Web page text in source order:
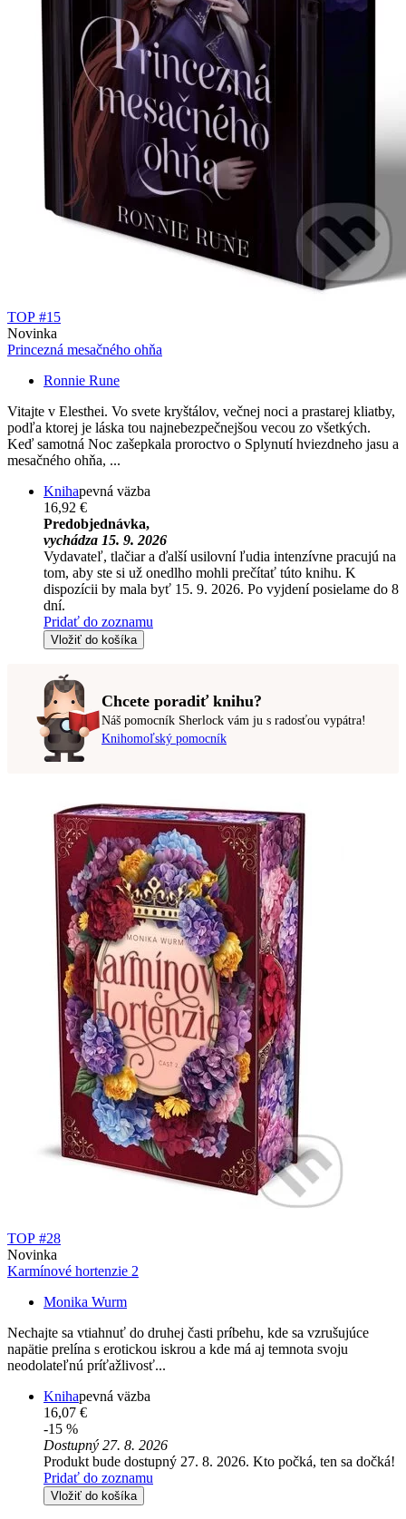
TOP #15
Novinka
Princezná mesačného ohňa
Ronnie Rune
Vitajte v Elesthei. Vo svete kryštálov, večnej noci a prastarej kliatby,
podľa ktorej je láska tou najnebezpečnejšou vecou zo všetkých.
Keď samotná Noc zašepkala proroctvo o Splynutí hviezdneho jasu a
mesačného ohňa, ...
Knihapevná väzba
16,92 €
Predobjednávka,
vychádza 15. 9. 2026
Vydavateľ, tlačiar a ďalší usilovní ľudia intenzívne pracujú na
tom, aby ste si už onedlho mohli prečítať túto knihu. K
dispozícii by mala byť 15. 9. 2026. Po vyjdení posielame do 8
dní.
Pridať do zoznamu
Vložiť do košíka
Chcete poradiť knihu?
Náš pomocník Sherlock vám ju s radosťou vypátra!
Knihomoľský pomocník
TOP #28
Novinka
Karmínové hortenzie 2
Monika Wurm
Nechajte sa vtiahnuť do druhej časti príbehu, kde sa vzrušujúce
napätie prelína s erotickou iskrou a kde má aj temnota svoju
neodolateľnú príťažlivosť...
Knihapevná väzba
16,07 €
-15 %
Dostupný 27. 8. 2026
Produkt bude dostupný 27. 8. 2026. Kto počká, ten sa dočká!
Pridať do zoznamu
Vložiť do košíka